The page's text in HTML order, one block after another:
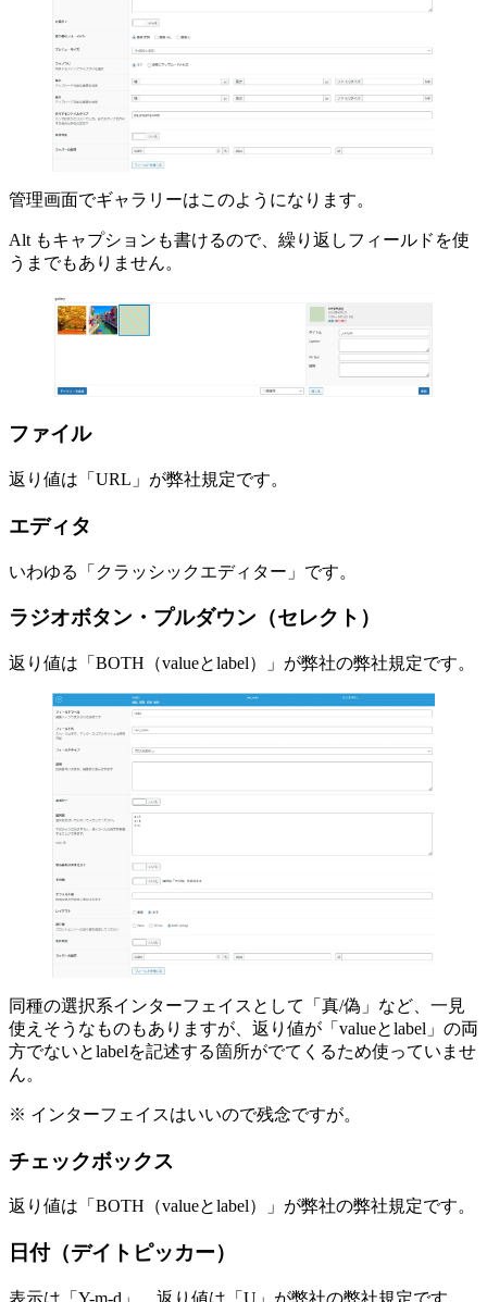
管理画面でギャラリーはこのようになります。
Alt もキャプションも書けるので、繰り返しフィールドを使
うまでもありません。
ファイル
返り値は「URL」が弊社規定です。
エディタ
いわゆる「クラッシックエディター」です。
ラジオボタン・プルダウン（セレクト）
返り値は「BOTH（valueとlabel）」が弊社の弊社規定です。
同種の選択系インターフェイスとして「真/偽」など、一見
使えそうなものもありますが、返り値が「valueとlabel」の両
方でないとlabelを記述する箇所がでてくるため使っていませ
ん。
※ インターフェイスはいいので残念ですが。
チェックボックス
返り値は「BOTH（valueとlabel）」が弊社の弊社規定です。
日付（デイトピッカー）
表示は「Y-m-d」、返り値は「U」が弊社の弊社規定です。